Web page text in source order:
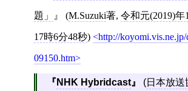
題」 (M.Suzuki著, 令和元(2019)年
17時6分48秒) http://
09150.htm
NHK Hybridcast (日本放送